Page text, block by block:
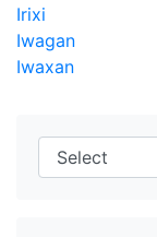
Irixi
Iwagan
Iwaxan